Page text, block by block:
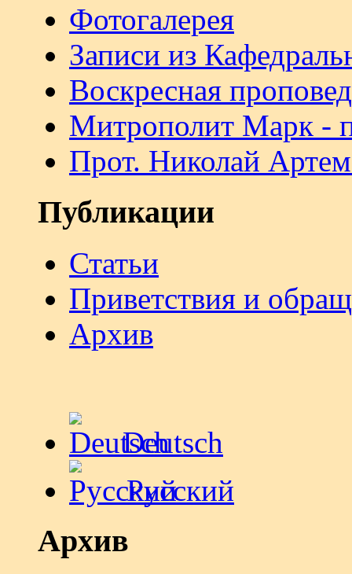
Фотогалерея
Записи из
Воскресная
Митрополит Марк -
Прот. Николай
Публикации
Статьи
Приветствия и
Архив
Deutsch
Русский
Архив